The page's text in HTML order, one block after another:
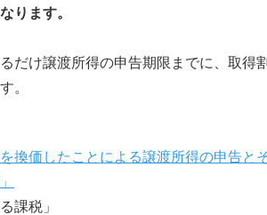
ります。
だけ譲渡所得の申告期限までに、取得
。
換価したことによる譲渡所得の申告と
課税」